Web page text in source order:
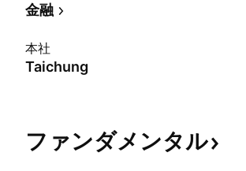
金融
本社
Taichung
ファンダメンタル